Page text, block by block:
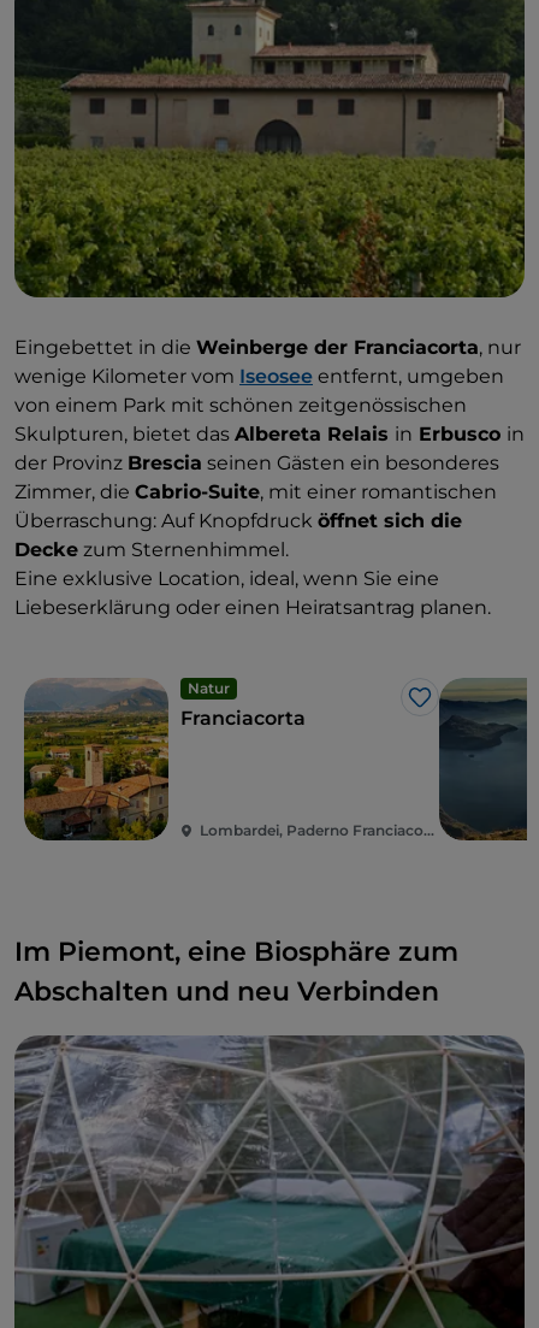
Eingebettet in die Weinberge der Franciacorta, nur
wenige Kilometer vom Iseosee entfernt, umgeben
von einem Park mit schönen zeitgenössischen
Skulpturen, bietet das Albereta Relais in Erbusco in
der Provinz Brescia seinen Gästen ein besonderes
Zimmer, die Cabrio-Suite, mit einer romantischen
Überraschung: Auf Knopfdruck öffnet sich die
Decke zum Sternenhimmel.
Eine exklusive Location, ideal, wenn Sie eine
Liebeserklärung oder einen Heiratsantrag planen.
Natur
Like
Franciacorta
Lombardei, Paderno Franciacorta
Im Piemont, eine Biosphäre zum
Abschalten und neu Verbinden